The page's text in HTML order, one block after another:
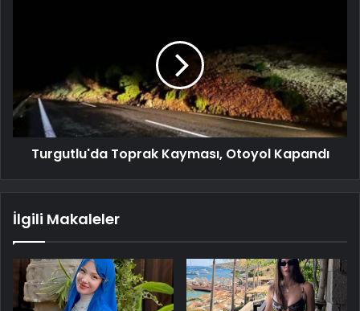
Turgutlu'da Toprak Kayması, Otoyol Kapandı
İlgili Makaleler